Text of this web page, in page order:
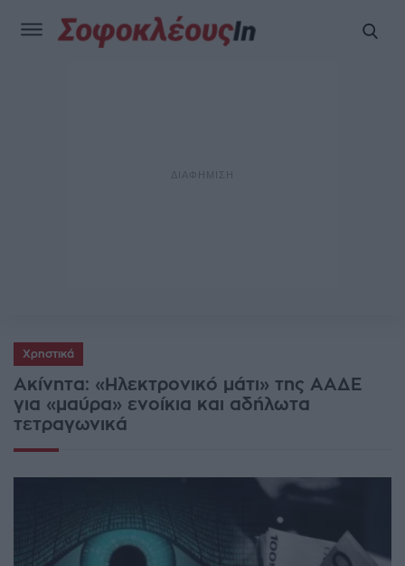
Χρηστικά
Ακίνητα: «Ηλεκτρονικό μάτι» της ΑΑΔΕ
για «μαύρα» ενοίκια και αδήλωτα
τετραγωνικά